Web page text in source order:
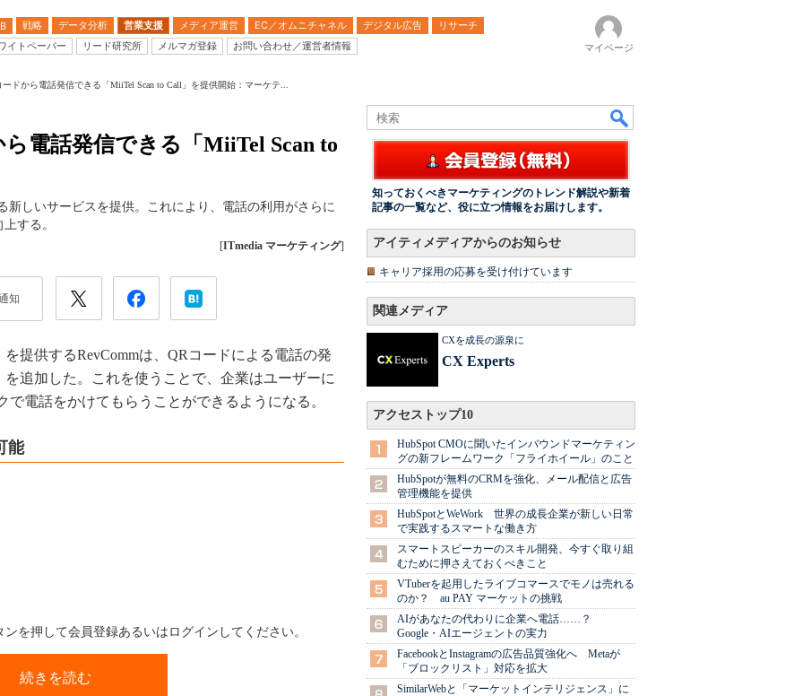
戦略 データ分析 営業支援 メディア運営 EC／オムニチャネル デジタル広告
リサーチ
イトペーパー
リード研究所 メルマガ登録 お問い合わせ／運営者情報 マイページ
ードから電話発信できる「MiiTel Scan to Call」を提供開始：マーケテ...
電話発信できる「MiiTel Scan to
新しいサービスを提供。これにより、電話の利用がさらに
する。
[ITmedia マーケティング]
知
提供するRevCommは、QRコードによる電話の発
を追加した。これを使うことで、企業はユーザーに
電話をかけてもらうことができるようになる。
能
を押して会員登録あるいはログインしてください。
続きを読む
知っておくべきマーケティングのトレンド解説や新着
記事の一覧など、役に立つ情報をお届けします。
アイティメディアからのお知らせ
キャリア採用の応募を受け付けています
関連メディア
CXを成長の源泉に
CX Experts
アクセストップ10
HubSpot CMOに聞いたインバウンドマーケティン
グの新フレームワーク「フライホイール」のこと
HubSpotが無料のCRMを強化、メール配信と広告
管理機能を提供
HubSpotとWeWork 世界の成長企業が新しい日常
で実践するスマートな働き方
スマートスピーカーのスキル開発、今すぐ取り組
むために押さえておくべきこと
VTuberを起用したライブコマースでモノは売れる
のか？ au PAY マーケットの挑戦
AIがあなたの代わりに企業へ電話……？
Google・AIエージェントの実力
FacebookとInstagramの広告品質強化へ Metaが
「ブロックリスト」対応を拡大
SimilarWebと「マーケットインテリジェンス」に